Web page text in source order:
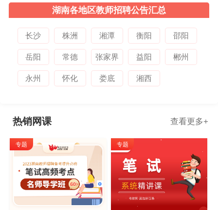
湖南各地区教师招聘公告汇总
长沙 株洲 湘潭 衡阳 邵阳
岳阳 常德 张家界 益阳 郴州
永州 怀化 娄底 湘西
热销网课 查看更多+
专题 专题